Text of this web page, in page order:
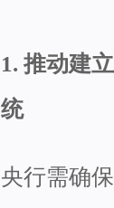
1. 推动建
统
央行需确